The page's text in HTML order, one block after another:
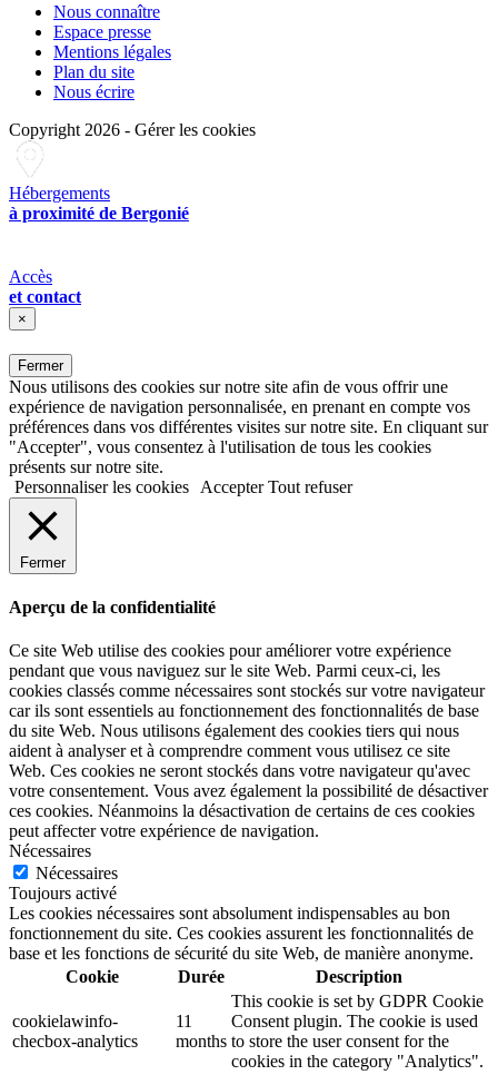
Nous connaître
Espace presse
Mentions légales
Plan du site
Nous écrire
Copyright 2026 - Gérer les cookies
Hébergements
à proximité de Bergonié
Accès
et contact
×
Fermer
Nous utilisons des cookies sur notre site afin de vous offrir une
expérience de navigation personnalisée, en prenant en compte vos
préférences dans vos différentes visites sur notre site. En cliquant sur
"Accepter", vous consentez à l'utilisation de tous les cookies
présents sur notre site.
Personnaliser les cookies
Accepter Tout refuser
Fermer
Aperçu de la confidentialité
Ce site Web utilise des cookies pour améliorer votre expérience
pendant que vous naviguez sur le site Web. Parmi ceux-ci, les
cookies classés comme nécessaires sont stockés sur votre navigateur
car ils sont essentiels au fonctionnement des fonctionnalités de base
du site Web. Nous utilisons également des cookies tiers qui nous
aident à analyser et à comprendre comment vous utilisez ce site
Web. Ces cookies ne seront stockés dans votre navigateur qu'avec
votre consentement. Vous avez également la possibilité de désactiver
ces cookies. Néanmoins la désactivation de certains de ces cookies
peut affecter votre expérience de navigation.
Nécessaires
Nécessaires
Toujours activé
Les cookies nécessaires sont absolument indispensables au bon
fonctionnement du site. Ces cookies assurent les fonctionnalités de
base et les fonctions de sécurité du site Web, de manière anonyme.
Cookie
Durée Description
cookielawinfo-
checbox-analytics
11
months
This cookie is set by GDPR Cookie
Consent plugin. The cookie is used
to store the user consent for the
cookies in the category "Analytics".